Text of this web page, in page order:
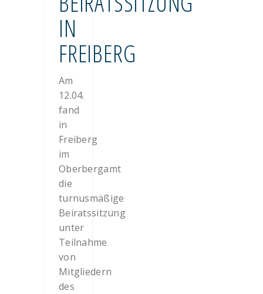
IN
FREIBERG
Am
12.04.
fand
in
Freiberg
im
Oberbergamt
die
turnusmäßige
Beiratssitzung
unter
Teilnahme
von
Mitgliedern
des